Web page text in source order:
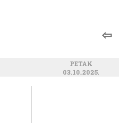
⇦
PETAK
03.10.2025.